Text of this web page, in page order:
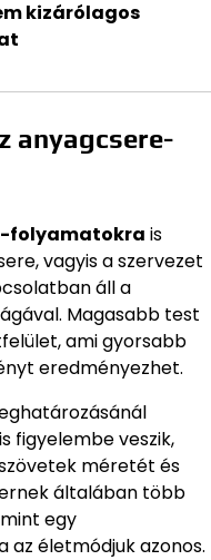
kizárólagos
anyagcsere-
folyamatokra is
vagyis a szervezet
áll a
Magasabb test
ami gyorsabb
eredményezhet.
figyelembe veszik,
méretét és
általában több
egy
az életmódjuk azonos.